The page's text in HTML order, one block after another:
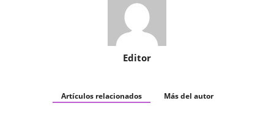
Editor
Artículos relacionados Más del autor